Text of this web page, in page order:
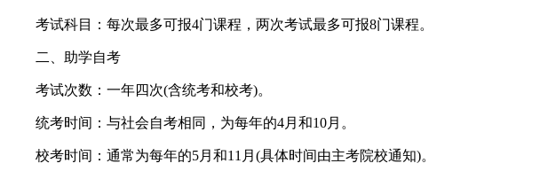
考试科目：每次最多可报4门课程，两次考试最多可报8门课程。
二、助学自考
考试次数：一年四次(含统考和校考)。
统考时间：与社会自考相同，为每年的4月和10月。
校考时间：通常为每年的5月和11月(具体时间由主考院校通知)。